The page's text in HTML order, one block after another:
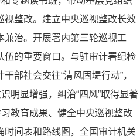
视整改。建立中央巡视整改长效
治。开展署内第三轮巡视工
伍的重要窗口。与驻审计署纪检
部社会交往“清风固堤行动”，
明显增强，纠治“四风”取得显著
教育成果、健全中央巡视整改
间表和路线图，全国审计机关